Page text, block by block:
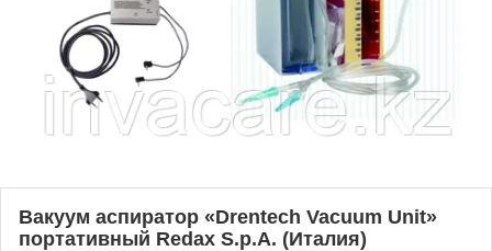
Вакуум аспиратор «Drentech Vacuum Unit»
портативный Redax S.p.A. (Италия)